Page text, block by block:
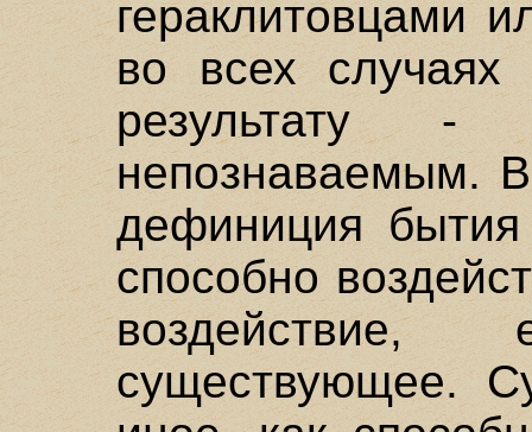
гераклитовцами
во всех
результату
непознаваемым.
дефиниция бытия
способно
воздействие,
существующее.